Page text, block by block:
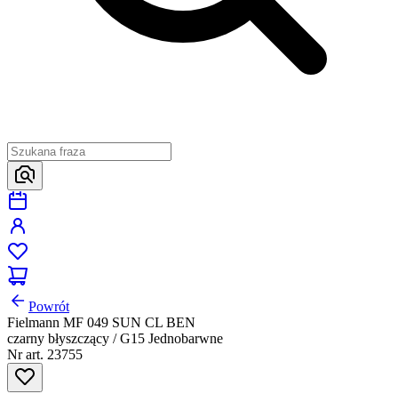
Powrót
Fielmann MF 049 SUN CL BEN
czarny błyszczący / G15 Jednobarwne
Nr art. 23755